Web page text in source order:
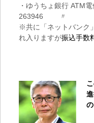
・ゆうちょ銀行 ATM
263946 〃
※共に「ネットバンク
れ入りますが振込手数